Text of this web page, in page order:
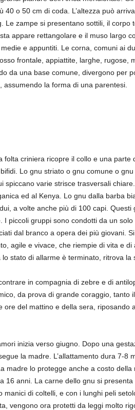
40 o 50 cm di coda. L’altezza può
Le zampe si presentano sottili, il corpo
appare rettangolare e il muso largo
e appuntiti. Le corna, comuni ai
frontale, appiattite, larghe, rugose,
da una base comune, divergono per
assumendo la forma di una parentesi.
criniera ricopre il collo e una
Lo gnu striato o gnu comune o
varie strisce trasversali
ed al Kenya. Lo gnu dalla barba
a volte anche più di 100 capi. Questi
I piccoli gruppi sono condotti da un
dal branco a opera dei più giovani.
agile e vivace, che riempie di vita e di
stato di allarme è terminato, ritrova la
in compagnia di zebre e di
da prova di grande coraggio, tanto
del mattino e della sera, riposando
inizia verso giugno. Dopo una
la madre. L’allattamento dura 7-8
lo protegge anche a costo
anni. La carne dello gnu si
di coltelli, e con i lunghi peli
vengono ora protetti da leggi molto